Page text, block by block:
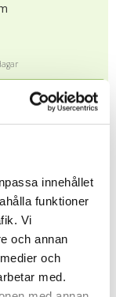
innehållet
funktioner
Vi
och annan
och
med.